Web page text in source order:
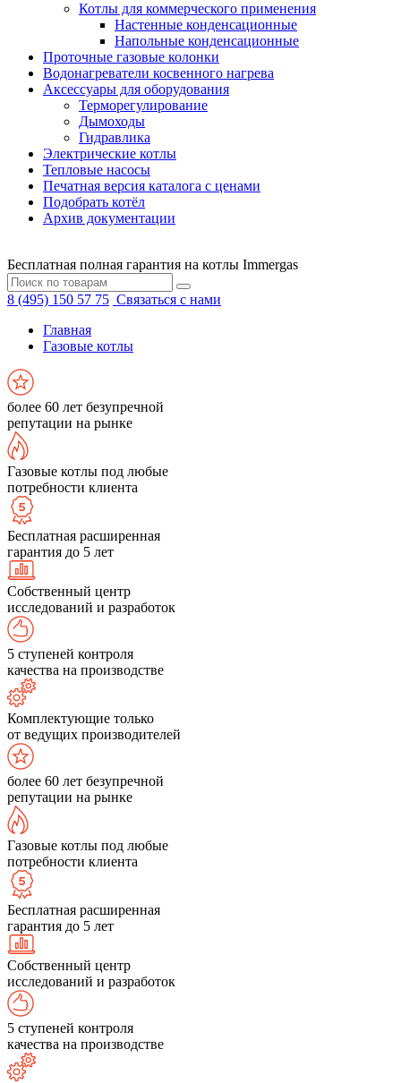
Котлы для коммерческого применения
Настенные конденсационные
Напольные конденсационные
Проточные газовые колонки
Водонагреватели косвенного нагрева
Аксессуары для оборудования
Терморегулирование
Дымоходы
Гидравлика
Электрические котлы
Тепловые насосы
Печатная версия каталога с ценами
Подобрать котёл
Архив документации
Бесплатная полная гарантия на котлы Immergas
8 (495) 150 57 75 Связаться с нами
Главная
Газовые котлы
более 60 лет безупречной
репутации на рынке
Газовые котлы под любые
потребности клиента
Бесплатная расширенная
гарантия до 5 лет
Собственный центр
исследований и разработок
5 ступеней контроля
качества на производстве
Комплектующие только
от ведущих производителей
более 60 лет безупречной
репутации на рынке
Газовые котлы под любые
потребности клиента
Бесплатная расширенная
гарантия до 5 лет
Собственный центр
исследований и разработок
5 ступеней контроля
качества на производстве